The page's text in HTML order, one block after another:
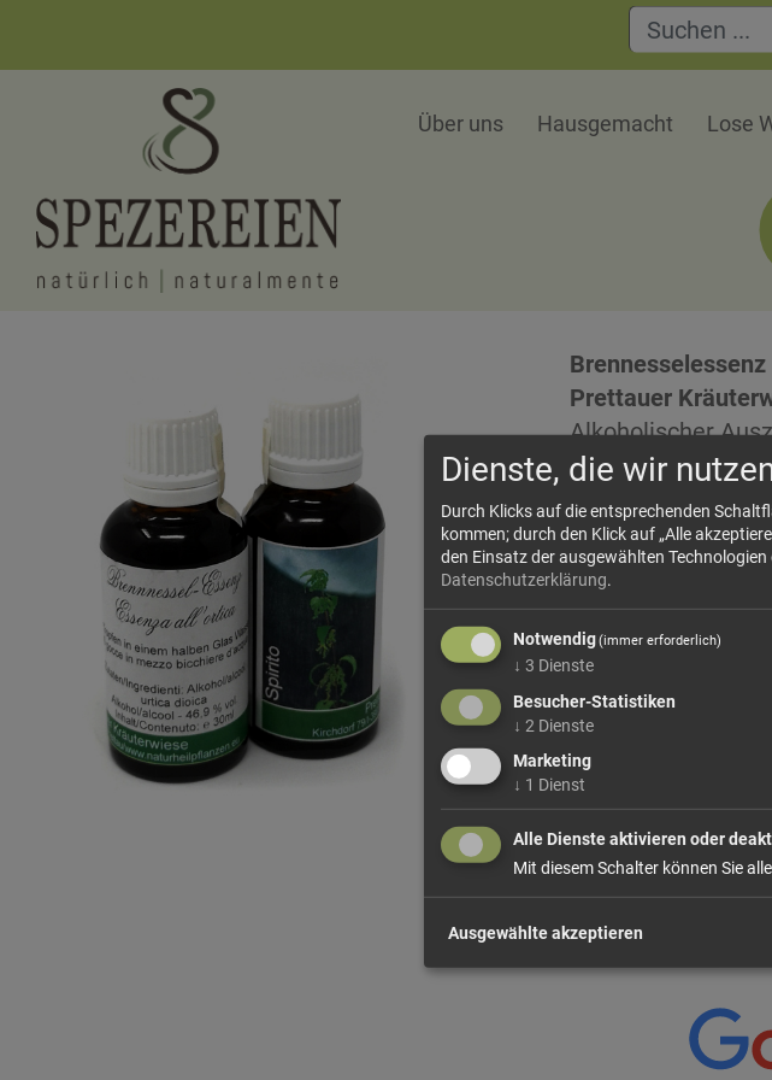
Über uns Hausgemacht Lose
Brennesselessenz
Prettauer
Alkoholischer
Leider dürfen wir
machen- im
Inhaltstoffe:
Dienste, die wir
Durch Klicks auf die entsprechenden
kommen; durch den Klick auf „Alle
den Einsatz der ausgewählten Technologien
Datenschutzerklärung.
Notwendig(immer erforderlich)
↓ 3 Dienste
Besucher-Statistiken
↓ 2 Dienste
Marketing
↓ 1 Dienst
Alle Dienste aktivieren oder
Mit diesem Schalter können Sie
Ausgewählte akzeptieren